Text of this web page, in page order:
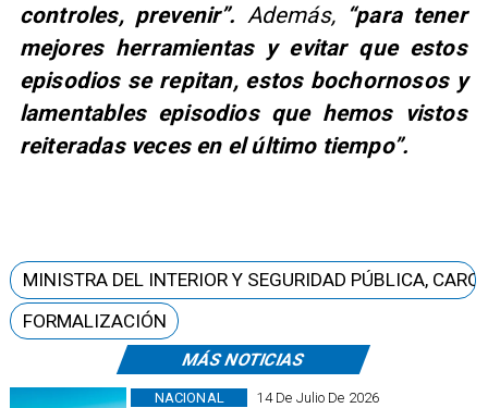
controles, prevenir”. Además, “para tener
mejores herramientas y evitar que estos
episodios se repitan, estos bochornosos y
lamentables episodios que hemos vistos
reiteradas veces en el último tiempo”.
MÁS NOTICIAS
14 De Julio De 2026
NACIONAL
MINISTRA DEL INTERIOR Y SEGURIDAD PÚBLICA,
FORMALIZACIÓN